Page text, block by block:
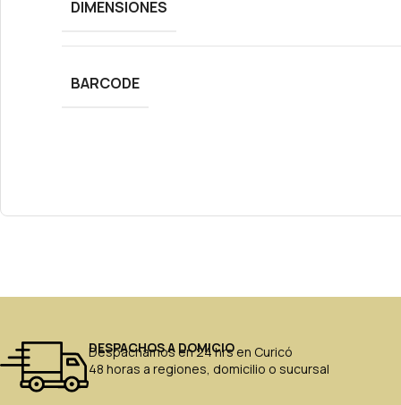
DIMENSIONES
BARCODE
DESPACHOS A DOMICIO
Despachamos en 24 hrs en Curicó
48 horas a regiones, domicilio o sucursal